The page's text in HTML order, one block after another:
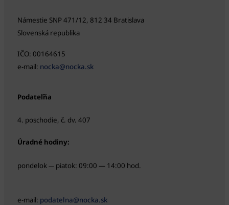
Námestie SNP 471/12, 812 34 Bratislava
Slovenská republika
IČO: 00164615
e-mail: nocka@nocka.sk
Podateľňa
4. poschodie, č. dv. 407
Úradné hodiny:
pondelok — piatok: 09:00 — 14:00 hod.
e-mail: podatelna@nocka.sk